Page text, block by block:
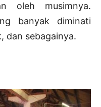
oleh musimnya.
banyak diminati
dan sebagainya.